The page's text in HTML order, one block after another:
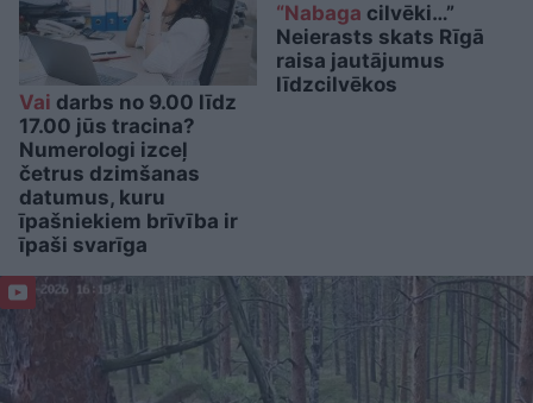
Vai darbs no 9.00 līdz
17.00 jūs tracina?
Numerologi izceļ
četrus dzimšanas
datumus, kuru
īpašniekiem brīvība ir
īpaši svarīga
“Nabaga cilvēki…”
Neierasts skats Rīgā
raisa jautājumus
līdzcilvēkos